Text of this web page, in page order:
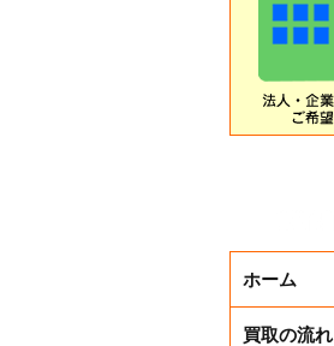
ホーム
買取の流れ